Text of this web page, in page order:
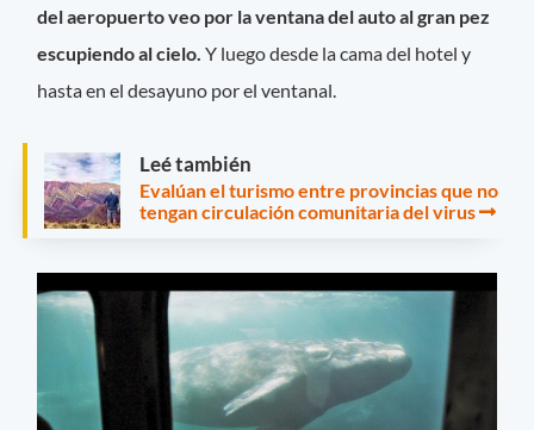
del aeropuerto veo por la ventana del auto al gran pez
escupiendo al cielo.Y luego desde la cama del hotel y
hasta en el desayuno por el ventanal.
Leé también
Evalúan el turismo entre provincias que no
tengan circulación comunitaria del virus